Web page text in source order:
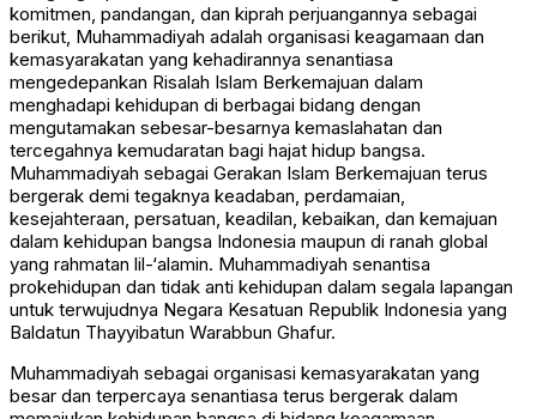
komitmen, pandangan, dan kiprah perjuangannya sebagai
berikut, Muhammadiyah adalah organisasi keagamaan dan
kemasyarakatan yang kehadirannya senantiasa
mengedepankan Risalah Islam Berkemajuan dalam
menghadapi kehidupan di berbagai bidang dengan
mengutamakan sebesar-besarnya kemaslahatan dan
tercegahnya kemudaratan bagi hajat hidup bangsa.
Muhammadiyah sebagai Gerakan Islam Berkemajuan terus
bergerak demi tegaknya keadaban, perdamaian,
kesejahteraan, persatuan, keadilan, kebaikan, dan kemajuan
dalam kehidupan bangsa Indonesia maupun di ranah global
yang rahmatan lil-‘alamin. Muhammadiyah senantisa
prokehidupan dan tidak anti kehidupan dalam segala lapangan
untuk terwujudnya Negara Kesatuan Republik Indonesia yang
Baldatun Thayyibatun Warabbun Ghafur.
Muhammadiyah sebagai organisasi kemasyarakatan yang
besar dan terpercaya senantiasa terus bergerak dalam